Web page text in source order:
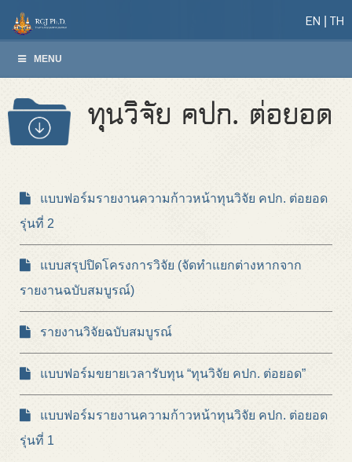
EN TH
MENU
ทุนวิจัย คปก. ต่อยอด
แบบฟอร์มรายงานความก้าวหน้าทุนวิจัย คปก. ต่อยอด
รุ่นที่ 2
แบบสรุปปิดโครงการวิจัย (จัดทำแยกต่างหากจาก
รายงานฉบับสมบูรณ์)
รายงานวิจัยฉบับสมบูรณ์
แบบฟอร์มขยายเวลารับทุน “ทุนวิจัย คปก. ต่อยอด”
แบบฟอร์มรายงานความก้าวหน้าทุนวิจัย คปก. ต่อยอด
รุ่นที่ 1